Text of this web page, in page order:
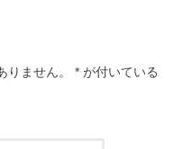
りません。 * が付いている